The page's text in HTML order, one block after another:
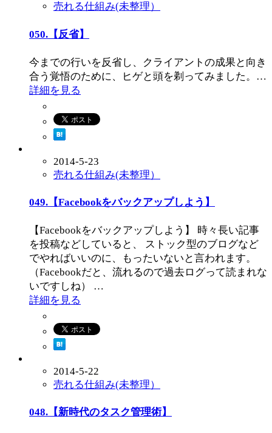
売れる仕組み(未整理）
050.【反省】
今までの行いを反省し、クライアントの成果と向き
合う覚悟のために、ヒゲと頭を剃ってみました。…
詳細を見る
2014-5-23
売れる仕組み(未整理）
049.【Facebookをバックアップしよう】
【Facebookをバックアップしよう】 時々長い記事
を投稿などしていると、 ストック型のブログなど
でやればいいのに、もったいないと言われます。
（Facebookだと、流れるので過去ログって読まれな
いですしね） …
詳細を見る
2014-5-22
売れる仕組み(未整理）
048.【新時代のタスク管理術】